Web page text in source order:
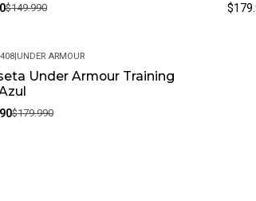
$149.990
|UNDER ARMOUR
Under Armour Training
$179.990